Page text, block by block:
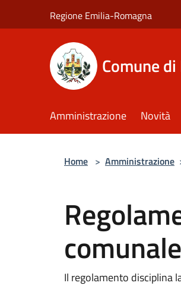
Regione Emilia-Romagna
Comune
Amministrazione Novità
Home > Amministrazione
comunale
Il regolamento disciplina